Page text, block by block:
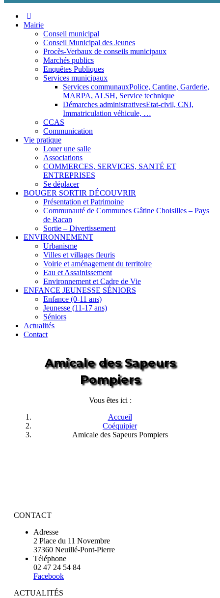
contenuMairie
Conseil municipal
Conseil Municipal des Jeunes
Procès-Verbaux de conseils municipaux
Marchés publics
Enquêtes Publiques
Services municipaux
Services communauxPolice, Cantine, Garderie,
MARPA, ALSH, Service technique
Démarches administrativesEtat-civil, CNI,
Immatriculation véhicule, …
CCAS
Communication
Vie pratique
Louer une salle
Associations
COMMERCES, SERVICES, SANTÉ ET
ENTREPRISES
Se déplacer
BOUGER SORTIR DÉCOUVRIR
Présentation et Patrimoine
Communauté de Communes Gâtine Choisilles – Pays
de Racan
Sortie – Divertissement
ENVIRONNEMENT
Urbanisme
Villes et villages fleuris
Voirie et aménagement du territoire
Eau et Assainissement
Environnement et Cadre de Vie
ENFANCE JEUNESSE SÉNIORS
Enfance (0-11 ans)
Jeunesse (11-17 ans)
Séniors
Actualités
Contact
Amicale des Sapeurs
Pompiers
Vous êtes ici :
Accueil
Coéquipier
Amicale des Sapeurs Pompiers
CONTACT
Adresse
2 Place du 11 Novembre
37360 Neuillé-Pont-Pierre
Téléphone
02 47 24 54 84
Facebook
ACTUALITÉS